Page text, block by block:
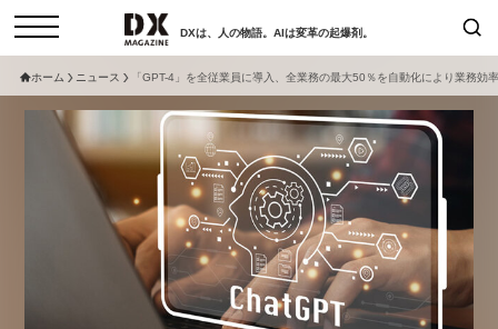
DXは、人の物語。AIは変革の起爆剤。
コラム インタビュー
セミナー ニュース
サービスメニュー 日本オムニチャネル協会
トップページ
特集
動画
検索
現在開催予定のセミナー
【8/6開催】AIエージェント時
ホーム ニュース 「GPT-4」を全従業員に導入、全業務の最大50％を自動化により業務効